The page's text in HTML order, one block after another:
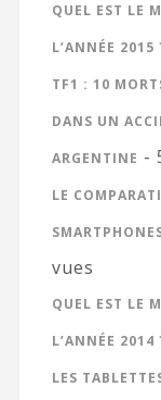
QUEL EST LE
L’ANNÉE 2015
TF1 : 10
DANS UN
ARGENTINE -
LE
vues
QUEL EST LE
L’ANNÉE 2014
LES